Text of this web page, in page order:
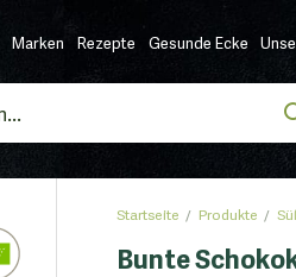
Marken Rezepte Gesunde Ecke
Startseite Produkte
Bunte